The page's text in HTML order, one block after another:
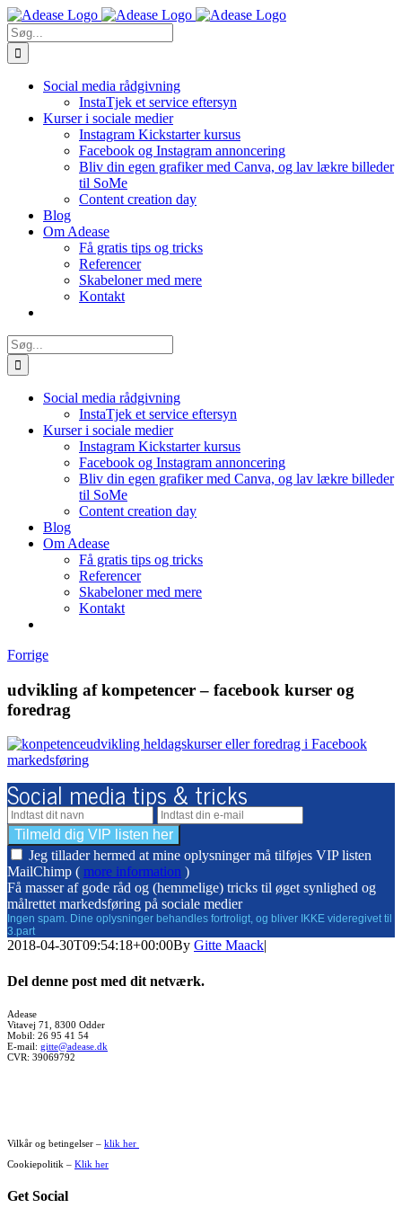
Skip
to
content
Søg
efter:
Social media rådgivning
InstaTjek et service eftersyn
Kurser i sociale medier
Instagram Kickstarter kursus
Facebook og Instagram annoncering
Bliv din egen grafiker med Canva, og lav lækre billeder
til SoMe
Content creation day
Blog
Om Adease
Få gratis tips og tricks
Referencer
Skabeloner med mere
Kontakt
Søg
efter:
Social media rådgivning
InstaTjek et service eftersyn
Kurser i sociale medier
Instagram Kickstarter kursus
Facebook og Instagram annoncering
Bliv din egen grafiker med Canva, og lav lækre billeder
til SoMe
Content creation day
Blog
Om Adease
Få gratis tips og tricks
Referencer
Skabeloner med mere
Kontakt
Forrige
udvikling af kompetencer – facebook kurser og
foredrag
Social media tips & tricks
Jeg tillader hermed at mine oplysninger må tilføjes VIP listen
MailChimp ( more information )
Få masser af gode råd og (hemmelige) tricks til øget synlighed og
målrettet markedsføring på sociale medier
Ingen spam. Dine oplysninger behandles fortroligt, og bliver IKKE videregivet til
3.part
2018-04-30T09:54:18+00:00By Gitte Maack|
Del denne post med dit netværk.
Facebook
X
WhatsApp
Pinterest
Vk
Xing
E-
mail
Adease
Vitavej 71, 8300 Odder
Mobil: 26 95 41 54
E-mail: gitte@adease.dk
CVR: 39069792
Vilkår og betingelser – klik her
Cookiepolitik – Klik her
Get Social